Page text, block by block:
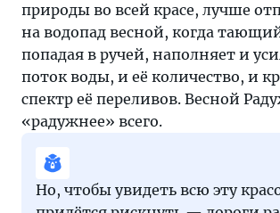
природы во всей красе, лучше
на водопад весной, когда
попадая в ручей, наполняет и
поток воды, и её количество, и
спектр её переливов. Весной
«радужнее» всего.
Но, чтобы увидеть всю эту